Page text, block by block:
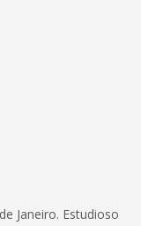
Janeiro. Estudioso